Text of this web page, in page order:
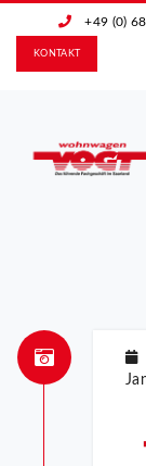
+49 (0)
KONTAKT